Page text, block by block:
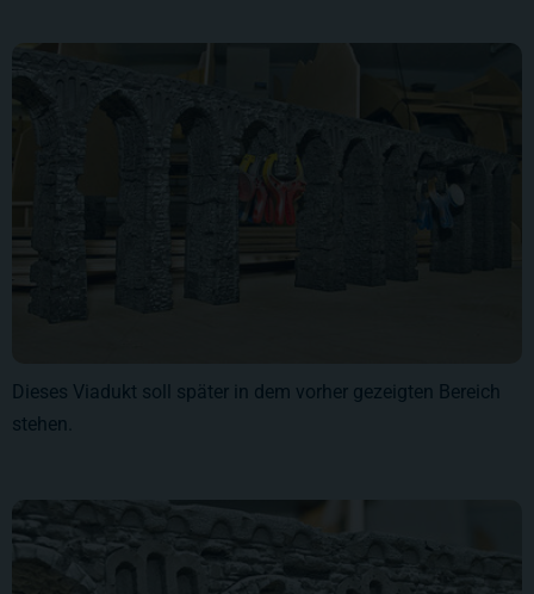
Dieses Viadukt soll später in dem vorher gezeigten Bereich
stehen.